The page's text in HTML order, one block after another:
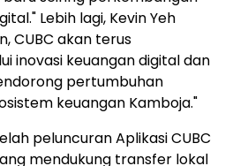
Lebih lagi, Kevin Yeh
CUBC akan terus
inovasi keuangan digital dan
pertumbuhan
keuangan Kamboja."
peluncuran Aplikasi CUBC
mendukung transfer lokal